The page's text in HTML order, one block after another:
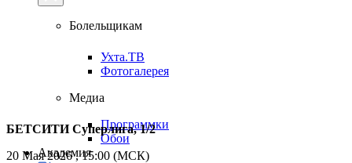
Болельщикам
Ухта.ТВ
Фотогалерея
Медиа
Программки
Обои
Академия
БЕТСИТИ Суперлига, 1/2
20 Мая 2026 , 15:00 (МСК)